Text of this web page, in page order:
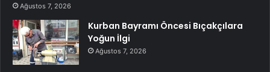
Ağustos 7, 2026
Kurban Bayramı Öncesi Bıçakçılara
Yoğun İlgi
Ağustos 7, 2026